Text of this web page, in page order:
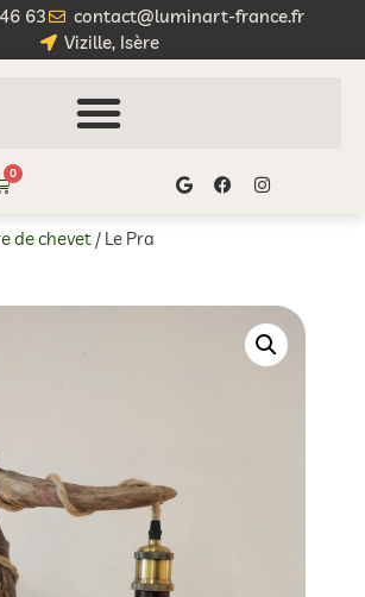
63
contact@luminart-france.fr
Vizille, Isère
0
de chevet / Le Pra